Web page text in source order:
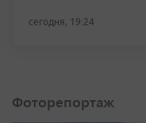
сегодня, 19:24
Фоторепортаж